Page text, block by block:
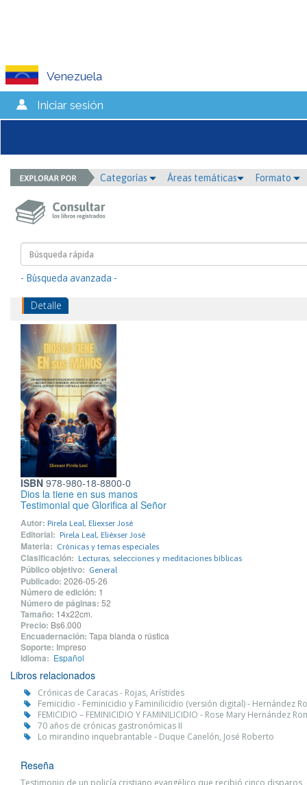
Venezuela
Iniciar sesión
Categorías Áreas temáticas Formato
- Búsqueda avanzada -
Detalle
ISBN 978-980-18-8800-0
Dios la tiene en sus manos
Testimonial que Glorifica al Señor
Autor: Pirela Leal, Eliexser José
Editorial: Pirela Leal, Eliéxser José
Materia: Crónicas y temas especiales
Clasificación: Lecturas, selecciones y meditaciones bíblicas
Público objetivo: General
Publicado: 2026-05-26
Número de edición: 1
Número de páginas: 52
Tamaño: 14x22cm.
Precio: Bs6.000
Encuadernación: Tapa blanda o rústica
Soporte: Impreso
Idioma: Español
Libros relacionados
Crónicas de Caracas - Rojas, Arístides
Femicidio - Feminicidio y Faminilicidio (versión digital) - Hernández
FEMICIDIO – FEMINICIDIO Y FAMINILICIDIO - Rose Mary Hernández
70 años de crónicas gastronómicas II
Lo mirandino inquebrantable - Duque Canelón, José Roberto
Reseña